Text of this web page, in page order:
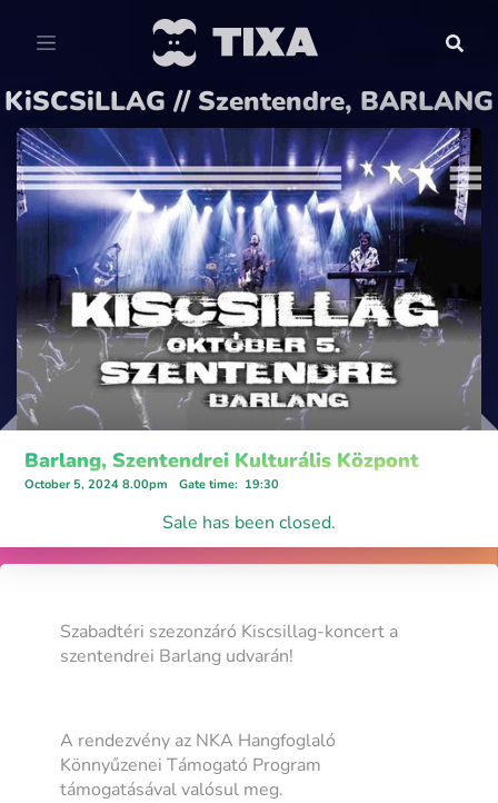
KiSCSiLLAG // Szentendre, BARLANG
Barlang, Szentendrei Kulturális Központ
October 5, 2024 8.00pm Gate time: 19:30
Sale has been closed.
Szabadtéri szezonzáró Kiscsillag-koncert a
szentendrei Barlang udvarán!
A rendezvény az NKA Hangfoglaló
Könnyűzenei Támogató Program
támogatásával valósul meg.